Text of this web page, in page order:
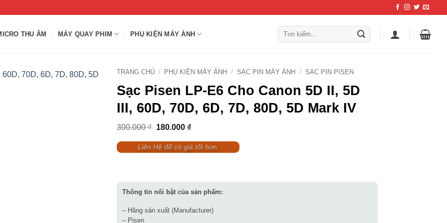
THU ÂM MÁY QUAY PHIM PHỤ KIỆN MÁY ẢNH
Tìm
kiếm:
TRANG CHỦ / PHỤ KIỆN MÁY ẢNH / SẠC PIN MÁY ẢNH / SẠC PIN PISEN
Sạc Pisen LP-E6 Cho Canon 5D II, 5D
III, 60D, 70D, 6D, 7D, 80D, 5D Mark IV
300.000₫
Giá
là:
300.000 ₫.
180.000 ₫Giá
tại
là:
Liên Hệ để có giá tốt hơn.
Thông tin nổi bật của sản phẩm:
– Hãng sản xuất (Manufacturer)
– Pisen